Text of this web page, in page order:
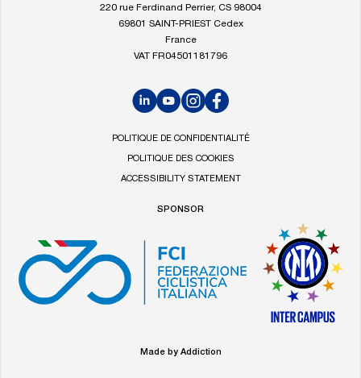
220 rue Ferdinand Perrier, CS 98004
69801 SAINT-PRIEST Cedex
France
VAT FR04501181796
LinkedInYouTubeInstagramFacebook
POLITIQUE DE CONFIDENTIALITÉ
POLITIQUE DES COOKIES
ACCESSIBILITY STATEMENT
SPONSOR
Made by Addiction